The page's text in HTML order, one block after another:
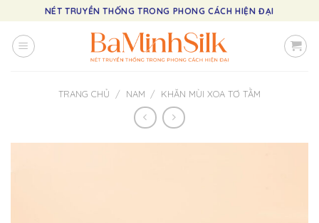
to
content
NÉT TRUYỀN THỐNG TRONG PHONG CÁCH HIỆN ĐẠI
TRANG CHỦ / NAM / KHĂN MÙI XOA TƠ TẰM